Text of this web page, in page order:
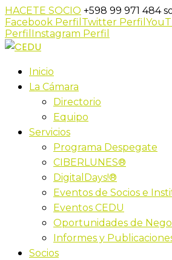
HACETE SOCIO +598 99 971 484
Facebook Perfil Twitter Perfil
Perfil Instagram Perfil
Inicio
La Cámara
Directorio
Equipo
Servicios
Programa Despegate
CIBERLUNES®
DigitalDays!®
Eventos de Socios e
Eventos CEDU
Oportunidades de
Informes y
Socios